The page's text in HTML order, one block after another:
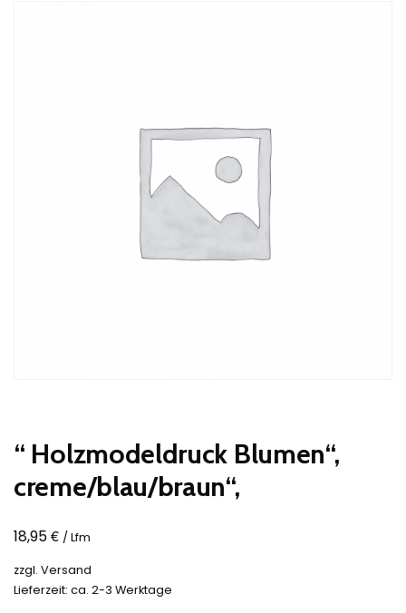
“ Holzmodeldruck Blumen“,
creme/blau/braun“,
18,95€ / Lfm
zzgl. Versand
Lieferzeit: ca. 2-3 Werktage